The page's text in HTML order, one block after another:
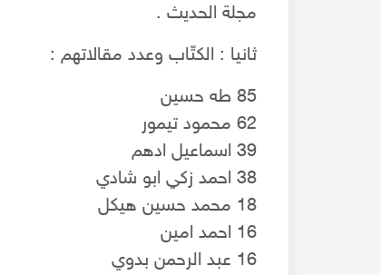
مجلة الحديث .
ثانيا : الكتّاب وعدد مقالاتهم :
85 طه حسين
62 محمود تيمور
39 اسماعيل ادهم
38 احمد زكي ابو شادي
18 محمد حسين هيكل
16 احمد امين
16 عبد الرحمن بدوي